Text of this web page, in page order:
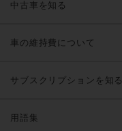
中古車を知る
車の維持費について
サブスクリプションを知る
用語集